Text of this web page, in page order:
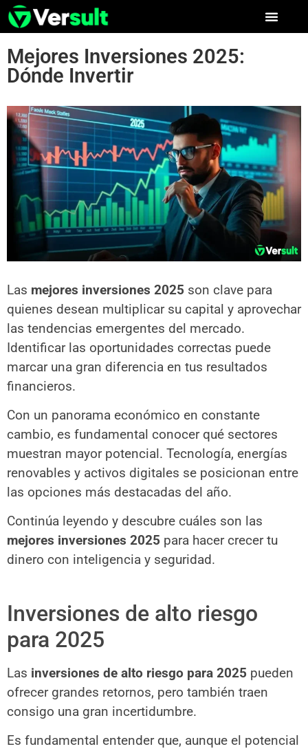
Mejores Inversiones 2025:
Dónde Invertir
Las mejores inversiones 2025 son clave para
quienes desean multiplicar su capital y aprovechar
las tendencias emergentes del mercado.
Identificar las oportunidades correctas puede
marcar una gran diferencia en tus resultados
financieros.
Con un panorama económico en constante
cambio, es fundamental conocer qué sectores
muestran mayor potencial. Tecnología, energías
renovables y activos digitales se posicionan entre
las opciones más destacadas del año.
Continúa leyendo y descubre cuáles son las
mejores inversiones 2025 para hacer crecer tu
dinero con inteligencia y seguridad.
Inversiones de alto riesgo
para 2025
Las inversiones de alto riesgo para 2025 pueden
ofrecer grandes retornos, pero también traen
consigo una gran incertidumbre.
Es fundamental entender que, aunque el potencial